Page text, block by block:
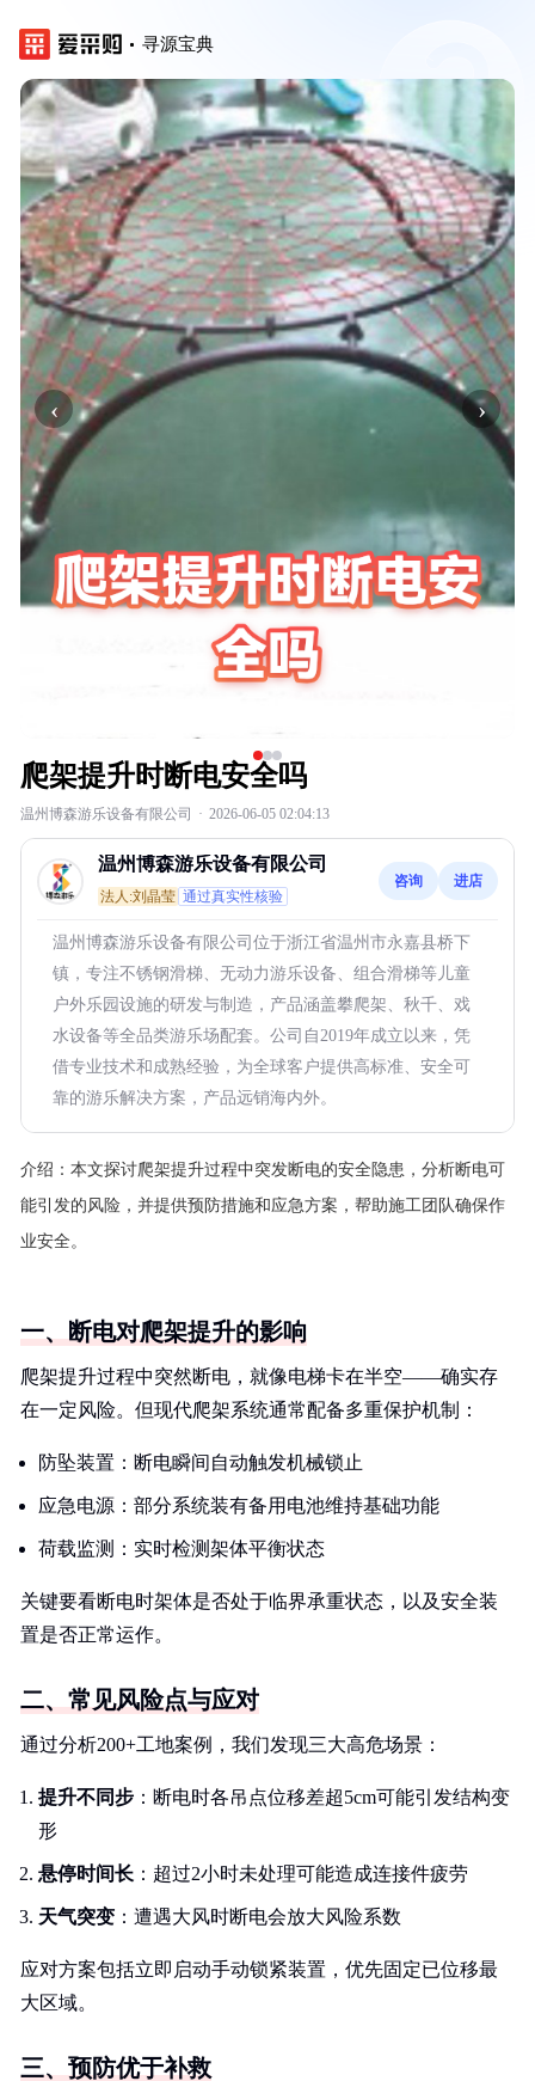
寻源宝典
‹ ›
爬架提升时断电安全吗
温州博森游乐设备有限公司 · 2026-06-05 02:04:13
温州博森游乐设备有限公司
法人:刘晶莹 通过真实性核验
咨询 进店
温州博森游乐设备有限公司位于浙江省温州市永嘉县桥下
镇，专注不锈钢滑梯、无动力游乐设备、组合滑梯等儿童
户外乐园设施的研发与制造，产品涵盖攀爬架、秋千、戏
水设备等全品类游乐场配套。公司自2019年成立以来，凭
借专业技术和成熟经验，为全球客户提供高标准、安全可
靠的游乐解决方案，产品远销海内外。
介绍： 本文探讨爬架提升过程中突发断电的安全隐患，分析断电可
能引发的风险，并提供预防措施和应急方案，帮助施工团队确保作
业安全。
一、断电对爬架提升的影响
爬架提升过程中突然断电，就像电梯卡在半空——确实存
在一定风险。但现代爬架系统通常配备多重保护机制：
防坠装置：断电瞬间自动触发机械锁止
应急电源：部分系统装有备用电池维持基础功能
荷载监测：实时检测架体平衡状态
关键要看断电时架体是否处于临界承重状态，以及安全装
置是否正常运作。
二、常见风险点与应对
通过分析200+工地案例，我们发现三大高危场景：
提升不同步 ：断电时各吊点位移差超5cm可能引发结构变
形
悬停时间长 ：超过2小时未处理可能造成连接件疲劳
天气突变 ：遭遇大风时断电会放大风险系数
应对方案包括立即启动手动锁紧装置，优先固定已位移最
大区域。
三、预防优于补救